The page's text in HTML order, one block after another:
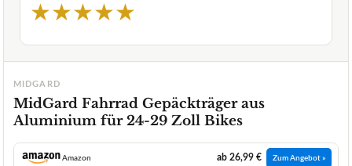
★★★★★
MIDGARD
MidGard Fahrrad Gepäckträger aus
Aluminium für 24-29 Zoll Bikes
Amazon ab 26,99 € Zum Angebot »